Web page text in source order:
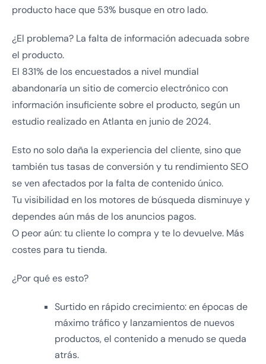
producto hace que 53% busque en otro lado.
¿El problema? La falta de información adecuada sobre
el producto.
El 831% de los encuestados a nivel mundial
abandonaría un sitio de comercio electrónico con
información insuficiente sobre el producto, según un
estudio realizado en Atlanta en junio de 2024.
Esto no solo daña la experiencia del cliente, sino que
también tus tasas de conversión y tu rendimiento SEO
se ven afectados por la falta de contenido único.
Tu visibilidad en los motores de búsqueda disminuye y
dependes aún más de los anuncios pagos.
O peor aún: tu cliente lo compra y te lo devuelve. Más
costes para tu tienda.
¿Por qué es esto?
Surtido en rápido crecimiento: en épocas de
máximo tráfico y lanzamientos de nuevos
productos, el contenido a menudo se queda
atrás.